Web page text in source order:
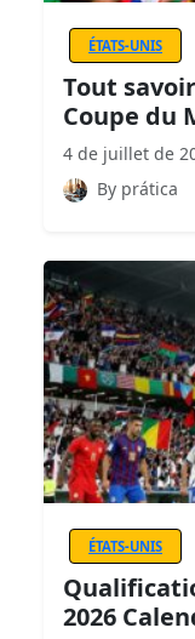
ÉTATS-UNIS
Tout
Coupe du
4 de juillet de
By prática
ÉTATS-UNIS
2026